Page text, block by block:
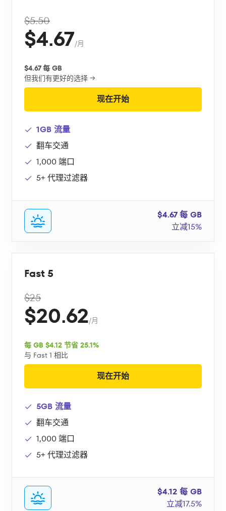
$5.50
$4.67/月
$4.67 每 GB
但我们有更好的选择 →
现在开始
1GB 流量
翻车交通
1,000 端口
5+ 代理过滤器
$4.67 每 GB
立减15%
Fast 5
$25
$20.62/月
每 GB $4.12 节省 25.1%
与 Fast 1 相比
现在开始
5GB 流量
翻车交通
1,000 端口
5+ 代理过滤器
$4.12 每 GB
立减17.5%